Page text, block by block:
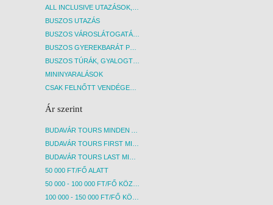
ALL INCLUSIVE UTAZÁSOK, NYARALÁSOK
BUSZOS UTAZÁS
BUSZOS VÁROSLÁTOGATÁSOK
BUSZOS GYEREKBARÁT PROGRAMOK
BUSZOS TÚRÁK, GYALOGTÚRÁK
MININYARALÁSOK
CSAK FELNŐTT VENDÉGEKET FOGADÓ SZÁLLÁSOK
Ár szerint
BUDAVÁR TOURS MINDEN AKCIÓS ÚT
BUDAVÁR TOURS FIRST MINUTE AKCIÓS UTAK
BUDAVÁR TOURS LAST MINUTE AKCIÓS UTAK
50 000 FT/FŐ ALATT
50 000 - 100 000 FT/FŐ KÖZÖTT
100 000 - 150 000 FT/FŐ KÖZÖTT